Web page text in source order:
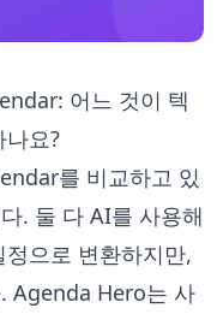
어느 것이 텍
요?
를 비교하고 있
. 둘 다 AI를 사용해
으로 변환하지만,
Agenda Hero는 사